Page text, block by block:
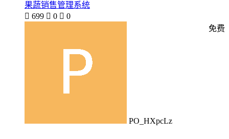
果蔬销售管理系统
 699  0  0
PO_HXpcLz
免费